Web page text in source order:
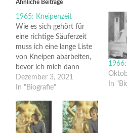
Ähnliche Beiträge
1965: Kneipenzeit
Wie es sich gehört für
eine richtige Säuferzeit
muss ich eine lange Liste
von Kneipen abarbeiten,
bevor ich mich dann
wieder in der Bank mit
dem Brutto-Sozial-
Es ist immer gut, die
Sauftour anzufangen in
den Kreuzberger
Dezember 3, 2021
In "Biografie"
In